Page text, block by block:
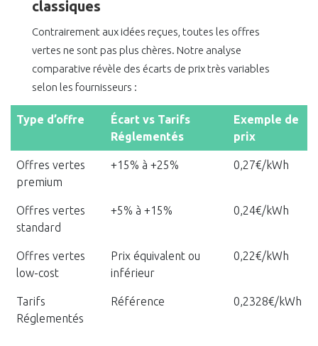
classiques
Contrairement aux idées reçues, toutes les offres
vertes ne sont pas plus chères. Notre analyse
comparative révèle des écarts de prix très variables
selon les fournisseurs :
Type d’offre
Écart vs Tarifs
Réglementés
Exemple de
prix
Offres vertes
premium
+15% à +25% 0,27€/kWh
Offres vertes
standard
+5% à +15% 0,24€/kWh
Offres vertes
low-cost
Prix équivalent ou
inférieur
0,22€/kWh
Tarifs
Réglementés
Référence 0,2328€/kWh